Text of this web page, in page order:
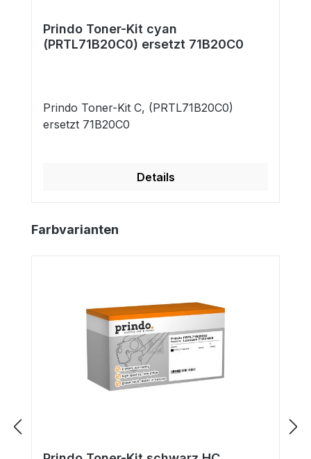
Prindo Toner-Kit cyan
(PRTL71B20C0) ersetzt 71B20C0
Prindo Toner-Kit C, (PRTL71B20C0)
ersetzt 71B20C0
Details
Produktgalerie überspringen
Farbvarianten